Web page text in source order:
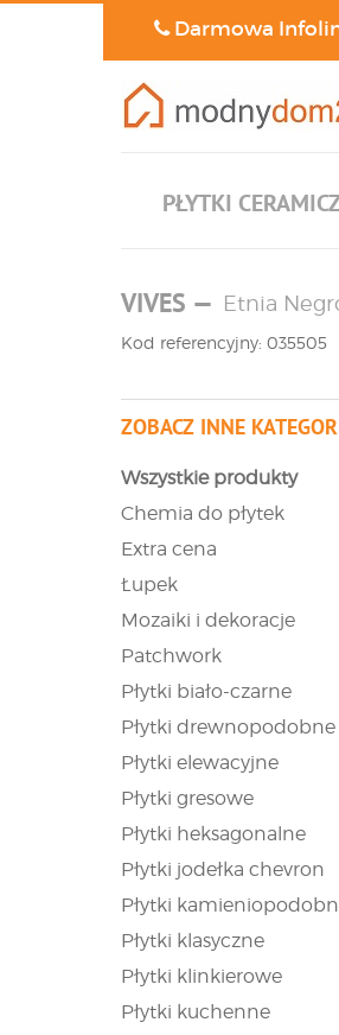
Darmowa
PŁYTKI
VIVES — Etnia
Kod referencyjny: 035505
ZOBACZ INNE
Wszystkie produkty
Chemia do płytek
Extra cena
Łupek
Mozaiki i dekoracje
Patchwork
Płytki biało-czarne
Płytki drewnopodobne
Płytki elewacyjne
Płytki gresowe
Płytki heksagonalne
Płytki jodełka chevron
Płytki
Płytki klasyczne
Płytki klinkierowe
Płytki kuchenne